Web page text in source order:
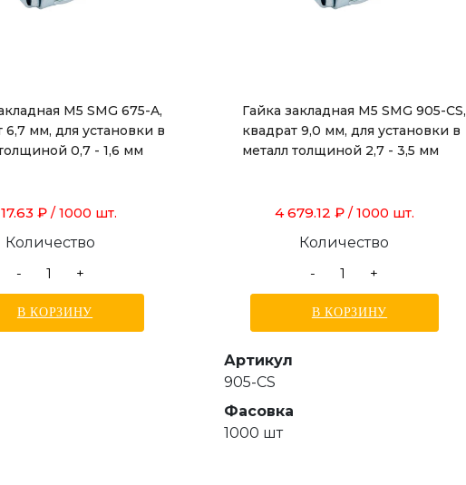
М5 SMG 675-A,
6,7 мм, для установки в
0,7 - 1,6 мм
₽ / 1000 шт.
Количество
-
+
В КОРЗИНУ
Гайка закладная М5 SMG 905-CS,
квадрат 9,0 мм, для установки в
металл толщиной 2,7 - 3,5 мм
4 679.12 ₽ / 1000 шт.
Количество
-
+
В КОРЗИНУ
Артикул
905-CS
Фасовка
1000 шт